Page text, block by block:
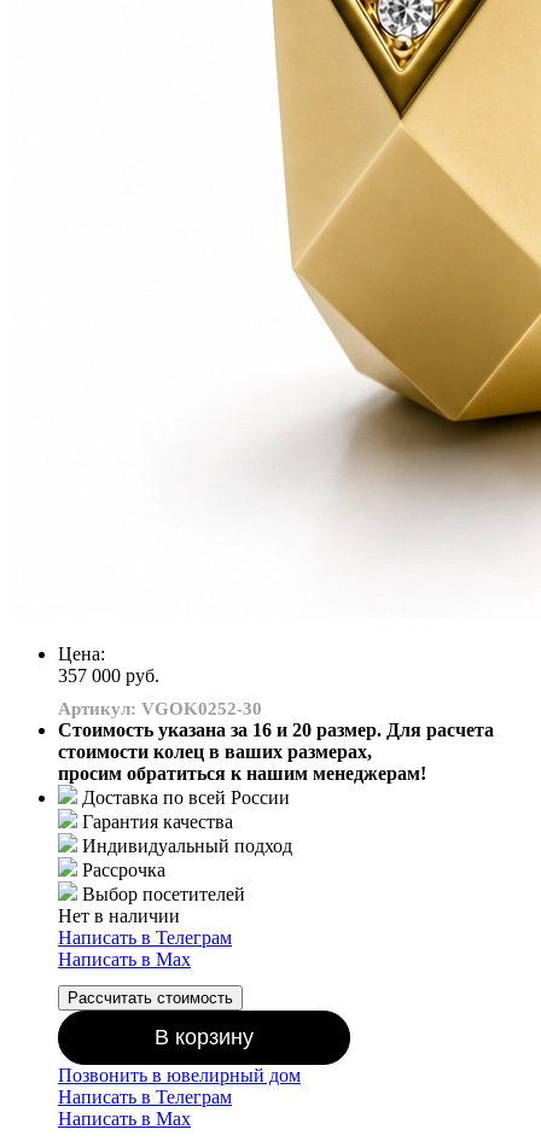
Цена:
357 000 руб.
Артикул: VGOK0252-30
Стоимость указана за 16 и 20 размер. Для расчета
стоимости колец в ваших размерах,
просим обратиться к нашим менеджерам!
Доставка по всей России
Гарантия качества
Индивидуальный подход
Рассрочка
Выбор посетителей
Нет в наличии
Написать в Телеграм
Написать в Мах
Рассчитать стоимость
В корзину
Позвонить в ювелирный дом
Написать в Телеграм
Написать в Мах